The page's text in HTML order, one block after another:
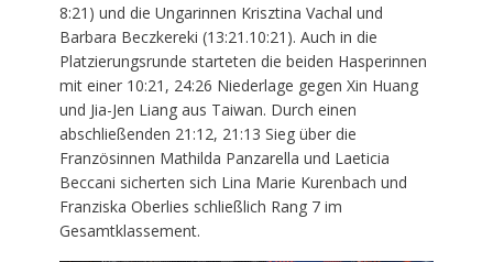
8:21) und die Ungarinnen Krisztina Vachal und
Barbara Beczkereki (13:21.10:21). Auch in die
Platzierungsrunde starteten die beiden Hasperinnen
mit einer 10:21, 24:26 Niederlage gegen Xin Huang
und Jia-Jen Liang aus Taiwan. Durch einen
abschließenden 21:12, 21:13 Sieg über die
Französinnen Mathilda Panzarella und Laeticia
Beccani sicherten sich Lina Marie Kurenbach und
Franziska Oberlies schließlich Rang 7 im
Gesamtklassement.